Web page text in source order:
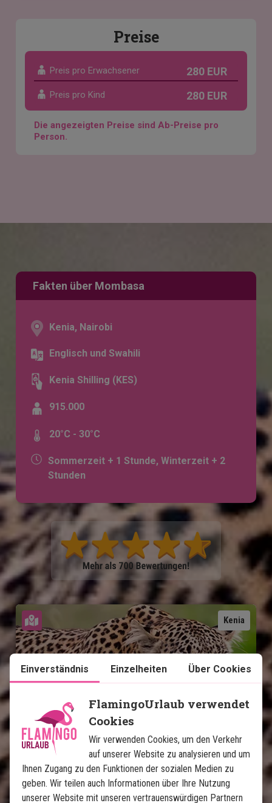
Preise
Preis pro Erwachsener 280 EUR
Preis pro Kind 280 EUR
Die angezeigten Preise sind Ab-Preise pro
Person.
Fakten über Mombasa
Kenia, Nairobi
Englisch und Swahili
Kenia Shilling (KES)
915.000
20°C - 30°C
Sommerzeit + 1 Stunde, Winterzeit + 2
Stunden
Kenia
Masai Mara Safari und Zanzibar
4 Nächte auf Safari mit Vollpension
6 Nächte Badeurlaub auf Sansibar
Einverständnis Einzelheiten Über Cookies
FlamingoUrlaub verwendet
Cookies
Wir verwenden Cookies, um den Verkehr
auf unserer Website zu analysieren und um
Ihnen Zugang zu den Funktionen der sozialen Medien zu
geben. Wir teilen auch Informationen über Ihre Nutzung
unserer Website mit unseren vertrauenswürdigen Partnern